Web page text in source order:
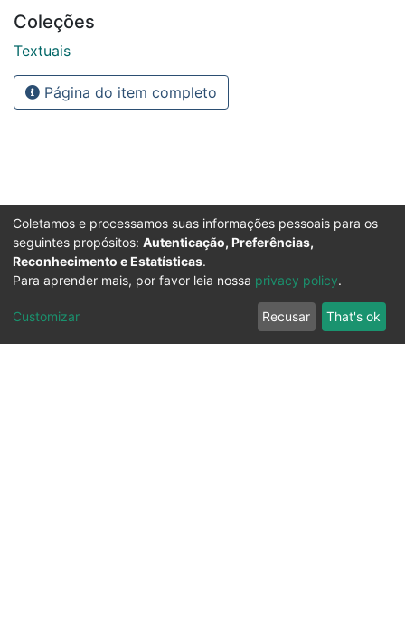
Coleções
Textuais
Página do item completo
Coletamos e processamos suas informações pessoais para os
seguintes propósitos: Autenticação, Preferências,
Reconhecimento e Estatísticas.
Para aprender mais, por favor leia nossa privacy policy.
Customizar Recusar That's ok